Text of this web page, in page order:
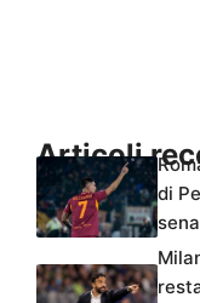
Articoli
di